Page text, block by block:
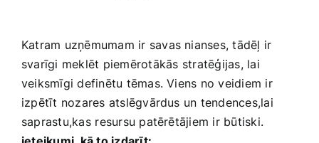
Katram uzņēmumam ir savas nianses, tādēļ‌ ir
svarīgi meklēt ​piemērotākās ⁢stratēģijas, lai
veiksmīgi definētu tēmas. Viens no veidiem ir
izpētīt nozares atslēgvārdus un tendences,lai
saprastu,kas⁣ resursu patērētājiem ir būtiski.